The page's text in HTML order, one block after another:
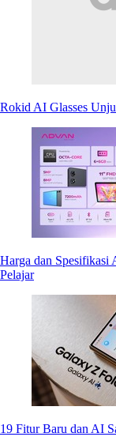
Rokid AI Glasses
Harga dan Spesifikasi
Pelajar
19 Fitur Baru dan AI